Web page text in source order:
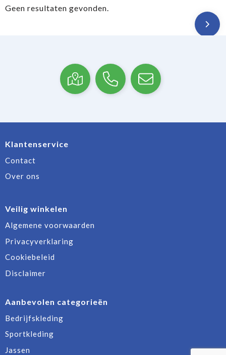
Geen resultaten gevonden.
Klantenservice
Contact
Over ons
Veilig winkelen
Algemene voorwaarden
Privacyverklaring
Cookiebeleid
Disclaimer
Aanbevolen categorieën
Bedrijfskleding
Sportkleding
Jassen